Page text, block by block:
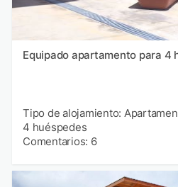
Equipado apartamento para 4
Tipo de alojamiento:
4 huéspedes
Comentarios: 6